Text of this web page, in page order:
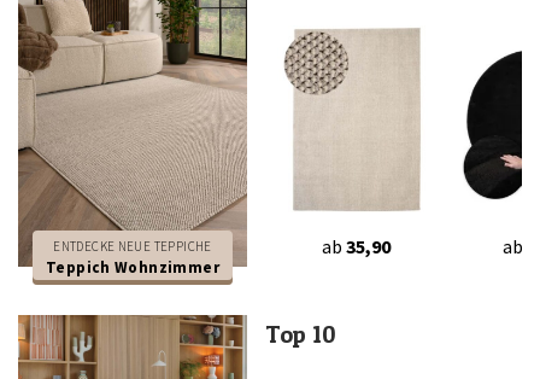
ENTDECKE NEUE TEPPICHE
Teppich Wohnzimmer
ab 35,90 ab
Top 10